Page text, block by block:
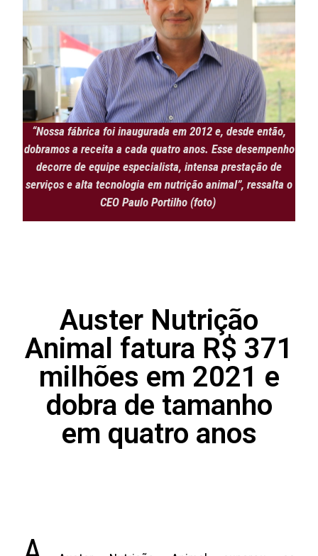
“Nossa fábrica foi inaugurada em 2012 e, desde então,
dobramos a receita a cada quatro anos. Esse desempenho
decorre de equipe especialista, intensa prestação de
serviços e alta tecnologia em nutrição animal”, ressalta o
CEO Paulo Portilho (foto)
Auster Nutrição
Animal fatura R$ 371
milhões em 2021 e
dobra de tamanho
em quatro anos